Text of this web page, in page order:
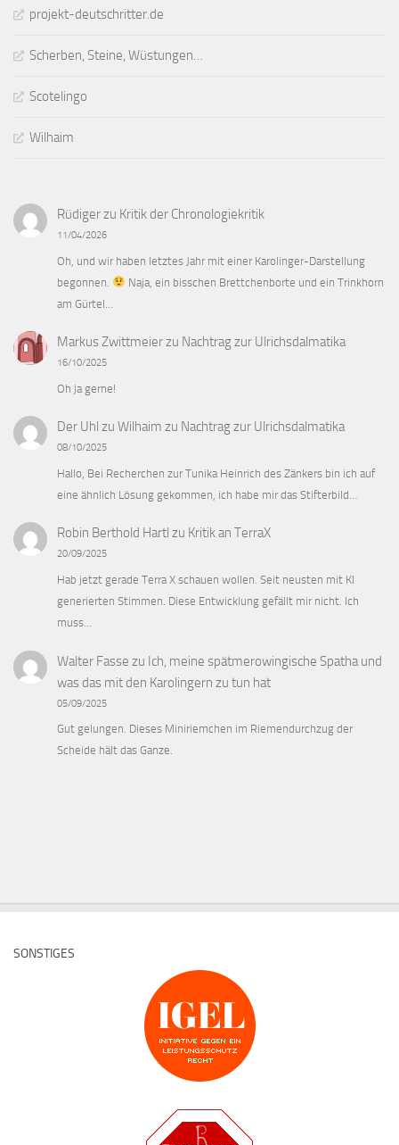
projekt-deutschritter.de
Scherben, Steine, Wüstungen…
Scotelingo
Wilhaim
Rüdigerzu Kritik der Chronologiekritik
11/04/2026
Oh, und wir haben letztes Jahr mit einer Karolinger-Darstellung
begonnen.
Naja, ein bisschen Brettchenborte und ein Trinkhorn
am Gürtel…
Markus Zwittmeierzu Nachtrag zur Ulrichsdalmatika
16/10/2025
Oh ja gerne!
Der Uhl zu Wilhaim zu Nachtrag zur Ulrichsdalmatika
08/10/2025
Hallo, Bei Recherchen zur Tunika Heinrich des Zänkers bin ich auf
eine ähnlich Lösung gekommen, ich habe mir das Stifterbild…
Robin Berthold Hartl zu Kritik an TerraX
20/09/2025
Hab jetzt gerade Terra X schauen wollen. Seit neusten mit KI
generierten Stimmen. Diese Entwicklung gefällt mir nicht. Ich
muss…
Walter Fasse zu Ich, meine spätmerowingische Spatha und
was das mit den Karolingern zu tun hat
05/09/2025
Gut gelungen. Dieses Miniriemchen im Riemendurchzug der
Scheide hält das Ganze.
SONSTIGES